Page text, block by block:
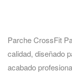
Parche CrossFit
calidad, diseñado
acabado